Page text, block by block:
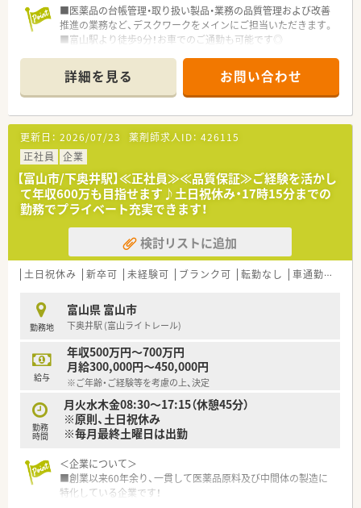
■調剤業務だけでなく、健康イベントなどを通じて地域住民の
方々と深く関わりたいと考えている方にぴったりの職場です
■医薬品の台帳管理・取り扱い製品・業務の品質管理および改善
推進の業務など、デスクワークをメインにご担当いただきます。
■富山駅より徒歩9分！お車でのご通勤も可能です◎
得しております。男性の育児休暇の取得も積極的に行っており
ますので、子育て世代のパパさん・ママさん薬剤師も歓迎いたし
ます。
詳細を見る お問い合わせ
更新日： 2026/07/23 薬剤師求人ID： 426115
正社員
企業
【富山市/下奥井駅】≪正社員≫≪品質保証≫ご経験を活かし
て年収600万も目指せます♪土日祝休み・17時15分までの
勤務でプライベート充実できます！
検討リストに追加
土日祝休み 新卒可 未経験可 ブランク可 転勤なし 車通勤可
勤務地
富山県 富山市
下奥井駅 (富山ライトレール)
給与
年収500万円～700万円
月給300,000円～450,000円
※ご年齢・ご経験等を考慮の上、決定
勤務
時間
月火水木金08:30～17:15（休憩45分）
※原則、土日祝休み
※毎月最終土曜日は出勤
＜企業について＞
■創業以来60年余り、一貫して医薬品原料及び中間体の製造に
特化している企業です！